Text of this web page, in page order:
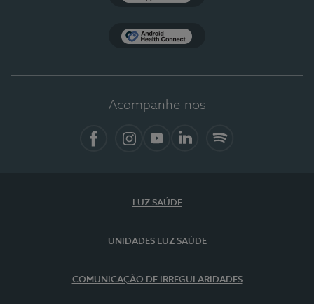
Acompanhe-nos
LUZ SAÚDE
UNIDADES LUZ SAÚDE
COMUNICAÇÃO DE IRREGULARIDADES